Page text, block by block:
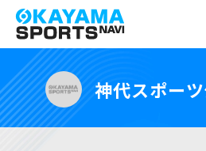
神代スポー